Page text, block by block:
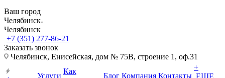
Ваш город
Челябинск
Челябинск
+7 (351) 277-86-21
Заказать звонок
Челябинск, Енисейская, дом № 75В, строение 1, оф.31
Услуги
Как
Блог Компания Контакты
+